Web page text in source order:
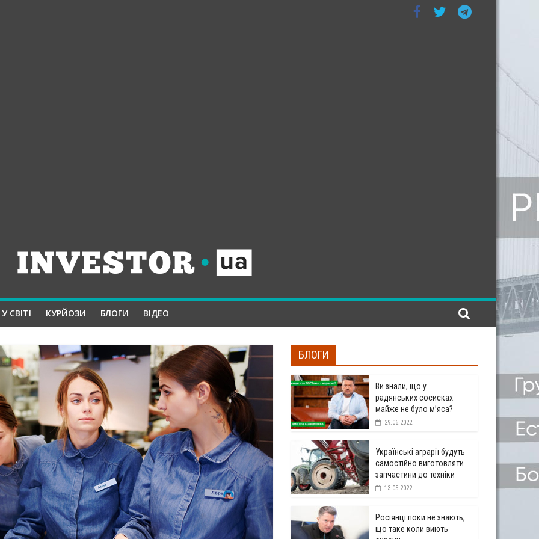
У СВІТІ КУРЙОЗИ БЛОГИ ВІДЕО
БЛОГИ
Ви знали, що у
радянських сосисках
майже не було м’яса?
29.06.2022
Українські аграрії будуть
самостійно виготовляти
запчастини до техніки
13.05.2022
Росіянці поки не знають,
що таке коли виють